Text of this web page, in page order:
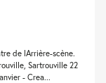
de lArrière-scène.
Sartrouville 22
- Crea...